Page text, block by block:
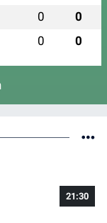
0 0
0 0
21:30